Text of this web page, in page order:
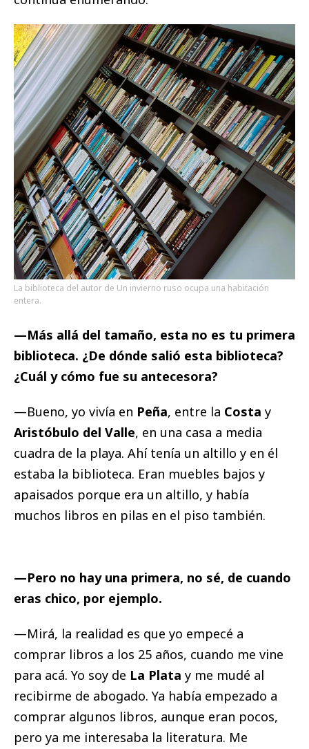
La biblioteca del autor de Un invierno ruso ocupa una habitación
entera.
—Más allá del tamaño, esta no es tu primera
biblioteca. ¿De dónde salió esta biblioteca?
¿Cuál y cómo fue su antecesora?
—Bueno, yo vivía en Peña, entre la Costa y
Aristóbulo del Valle, en una casa a media
cuadra de la playa. Ahí tenía un altillo y en él
estaba la biblioteca. Eran muebles bajos y
apaisados porque era un altillo, y había
muchos libros en pilas en el piso también.
—Pero no hay una primera, no sé, de cuando
eras chico, por ejemplo.
—Mirá, la realidad es que yo empecé a
comprar libros a los 25 años, cuando me vine
para acá. Yo soy de La Plata y me mudé al
recibirme de abogado. Ya había empezado a
comprar algunos libros, aunque eran pocos,
pero ya me interesaba la literatura. Me